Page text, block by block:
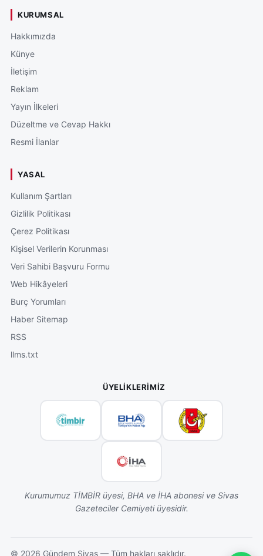
KURUMSAL
Hakkımızda
Künye
İletişim
Reklam
Yayın İlkeleri
Düzeltme ve Cevap Hakkı
Resmi İlanlar
YASAL
Kullanım Şartları
Gizlilik Politikası
Çerez Politikası
Kişisel Verilerin Korunması
Veri Sahibi Başvuru Formu
Web Hikâyeleri
Burç Yorumları
Haber Sitemap
RSS
llms.txt
ÜYELIKLERIMIZ
Kurumumuz TİMBİR üyesi, BHA ve İHA abonesi ve Sivas
Gazeteciler Cemiyeti üyesidir.
© 2026 Gündem Sivas — Tüm hakları saklıdır.